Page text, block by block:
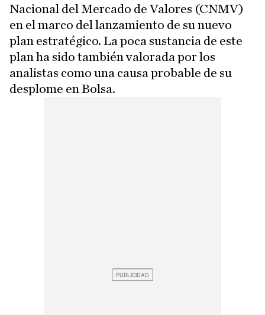
Nacional del Mercado de Valores (CNMV)
en el marco del lanzamiento de su nuevo
plan estratégico. La poca sustancia de este
plan ha sido también valorada por los
analistas como una causa probable de su
desplome en Bolsa.